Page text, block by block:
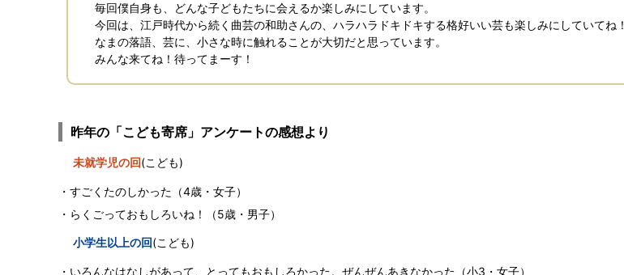
毎回僕自身も、どんな子どもたちに会えるか楽しみにしています。
今回は、江戸時代から続く曲芸の和助さんの、ハラハラドキドキする格好いい芸も楽しみにしていてね！
なまの落語、芸に、小さな時に触れることが大切だと思っています。
みんな来てね！待ってまーす！
昨年の「こども寄席」アンケートの感想より
未就学児の回(こども)
すごくたのしかった（4歳・女子）
らくごっておもしろいね！（5歳・男子）
小学生以上の回(こども)
いろんなはなしがあって、とってもおもしろかった。ぜんぜんあきなかった（小3・女子）